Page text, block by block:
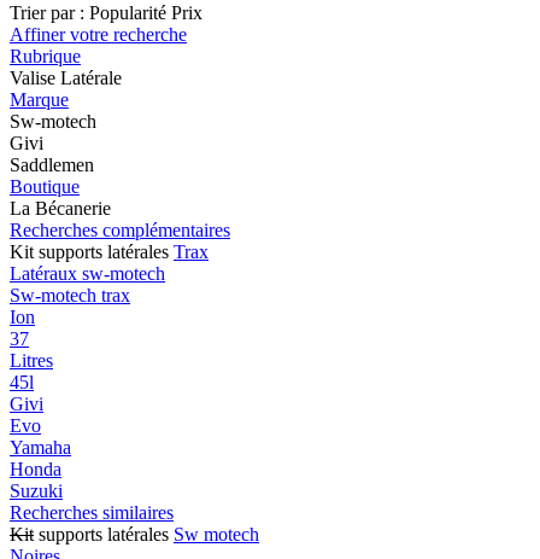
Trier par : Popularité Prix
Affiner votre recherche
Rubrique
Valise Latérale
Marque
Sw-motech
Givi
Saddlemen
Boutique
La Bécanerie
Recherches complémentaires
Kit supports latérales Trax
Latéraux sw-motech
Sw-motech trax
Ion
37
Litres
45l
Givi
Evo
Yamaha
Honda
Suzuki
Recherches similaires
Kit supports latérales Sw motech